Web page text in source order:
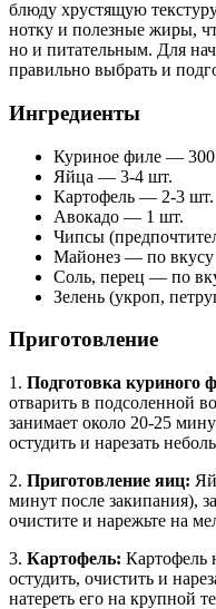
блюду хрустящую
нотку и полезные жиры,
но и питательным. Для
правильно выбрать и
Ингредиенты
Куриное филе — 300
Яйца — 3-4 шт.
Картофель — 2-3 шт.
Авокадо — 1 шт.
Чипсы
Майонез — по вкусу
Соль, перец — по
Зелень (укроп,
Приготовление
1. Подготовка куриного
отварить в подсоленной
занимает около 20-25
остудить и нарезать
2. Приготовление яиц:
минут после закипания),
очистите и нарежьте на
3. Картофель: Картофель
остудить, очистить и
натереть его на крупной